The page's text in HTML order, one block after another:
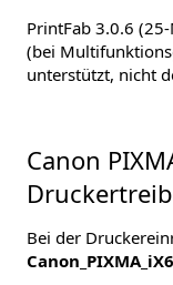
PrintFab 3.0.6
(bei
unterstützt, nicht
Canon
Bei der